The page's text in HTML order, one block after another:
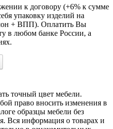
к договору (+6% к сумме
упаковку изделий на
+ ВПП). Оплатить Вы
в любом банке России, а
точный цвет мебели.
право вносить изменения в
образцы мебели без
Вся информация о товарах и